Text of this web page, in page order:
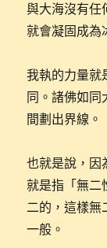
與大海沒有任
就會凝固成為
我執的力量就
同。諸佛如同
間劃出界線。
也就是說，因
就是指「無二
二的，這樣無
一般。